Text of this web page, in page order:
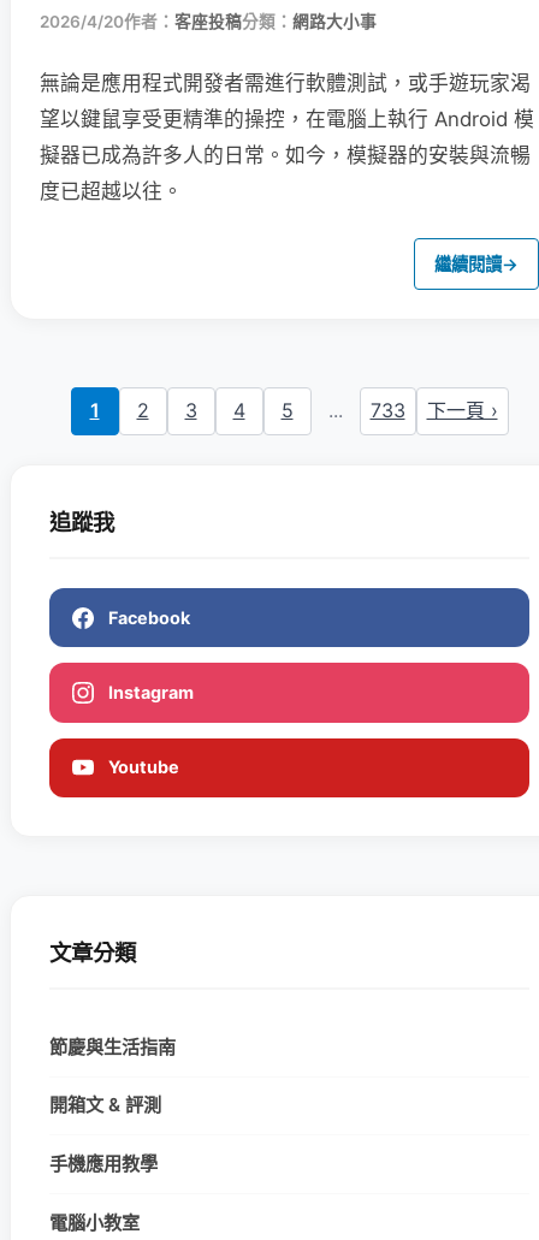
2026/4/20作者： 客座投稿分類： 網路大小事
無論是應用程式開發者需進行軟體測試，或手遊玩家渴
望以鍵鼠享受更精準的操控，在電腦上執行 Android 模
擬器已成為許多人的日常。如今，模擬器的安裝與流暢
度已超越以往。
繼續閱讀→
1 2 3 4 5 ... 733 下一頁 ›
追蹤我
Facebook
Instagram
Youtube
文章分類
節慶與生活指南
開箱文 & 評測
手機應用教學
電腦小教室